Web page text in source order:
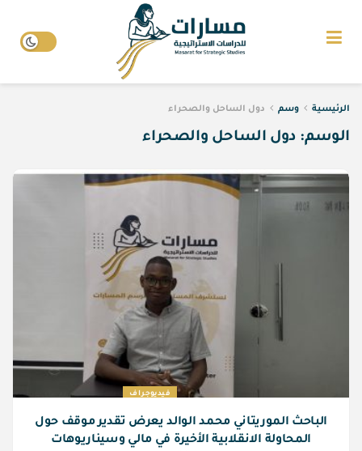
الرئيسية وسم دول الساحل والصحراء
الوسم: دول الساحل والصحراء
فيديوجراف
الباحث الموريتاني محمد الوالد يعرض تقدير موقف حول
المحاولة الانقلابية الأخيرة في مالي وسيناريوهات